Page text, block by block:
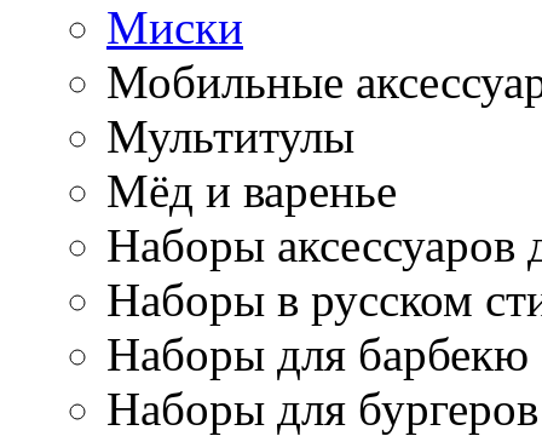
Миски
Мобильные
Мультитулы
Мёд и варенье
Наборы аксессуаров
Наборы в русском
Наборы для барбекю
Наборы для бургеров